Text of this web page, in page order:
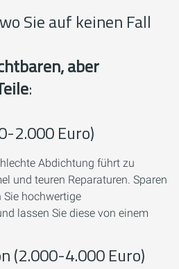
Sie auf keinen Fall
aber
:
2.000 Euro)
Abdichtung führt zu
und teuren Reparaturen. Sparen
Sie hochwertige
lassen Sie diese von einem
(2.000-4.000 Euro)